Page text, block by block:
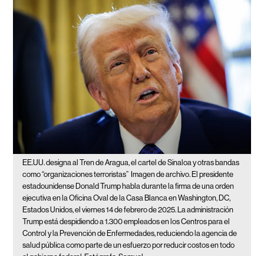
EE.UU. designa al Tren de Aragua, el cartel de Sinaloa y otras bandas
como “organizaciones terroristas” Imagen de archivo. El presidente
estadounidense Donald Trump habla durante la firma de una orden
ejecutiva en la Oficina Oval de la Casa Blanca en Washington, DC,
Estados Unidos, el viernes 14 de febrero de 2025. La administración
Trump está despidiendo a 1.300 empleados en los Centros para el
Control y la Prevención de Enfermedades, reduciendo la agencia de
salud pública como parte de un esfuerzo por reducir costos en todo